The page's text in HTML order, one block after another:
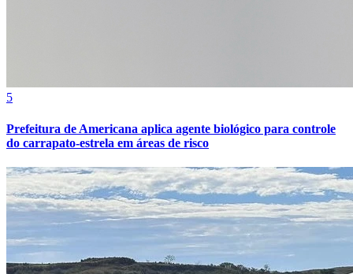
Fortaleza
5
Prefeitura de Americana aplica agente biológico para controle
do carrapato-estrela em áreas de risco